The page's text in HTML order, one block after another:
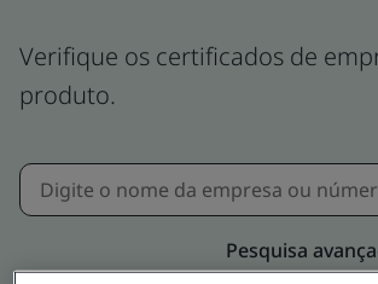
Verifique os certificados de
produto.
Pesquisa